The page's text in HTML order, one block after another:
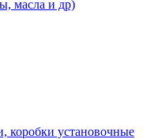
масла и др)
коробки установочные